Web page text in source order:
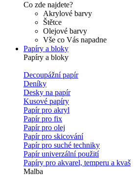
Co zde najdete?
Akrylové barvy
Štětce
Olejové barvy
Vše co Vás napadne
Papíry a bloky
Papíry a bloky
Decoupážní papír
Deníky
Desky na papír
Kusové papíry
Papír pro akryl
Papír pro fix
Papír pro olej
Papír pro skicování
Papír pro suché techniky
Papír univerzální použití
Papíry pro akvarel, temperu a kvaš
Malba